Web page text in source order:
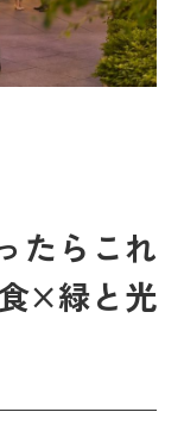
たらこれ
×緑と光